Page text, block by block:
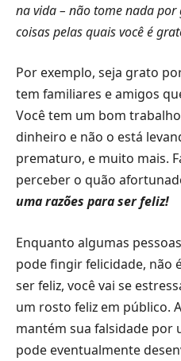
na vida – não tome nada
coisas pelas quais você é
Por exemplo, seja grato
tem familiares e amigos
Você tem um bom
dinheiro e não o está
prematuro, e muito mais.
perceber o quão
uma razões para ser feliz!
Enquanto algumas
pode fingir felicidade, não
ser feliz, você vai se
um rosto feliz em público.
mantém sua falsidade por
pode eventualmente